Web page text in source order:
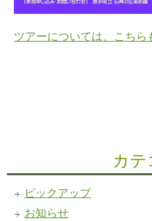
ツアーについては、こちら
カ
ピックアップ
お知らせ